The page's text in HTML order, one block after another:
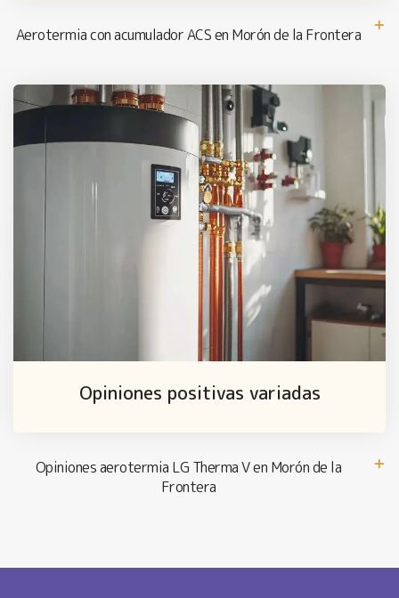
Aerotermia con acumulador ACS en Morón de la Frontera
Opiniones positivas variadas
Opiniones aerotermia LG Therma V en Morón de la
Frontera